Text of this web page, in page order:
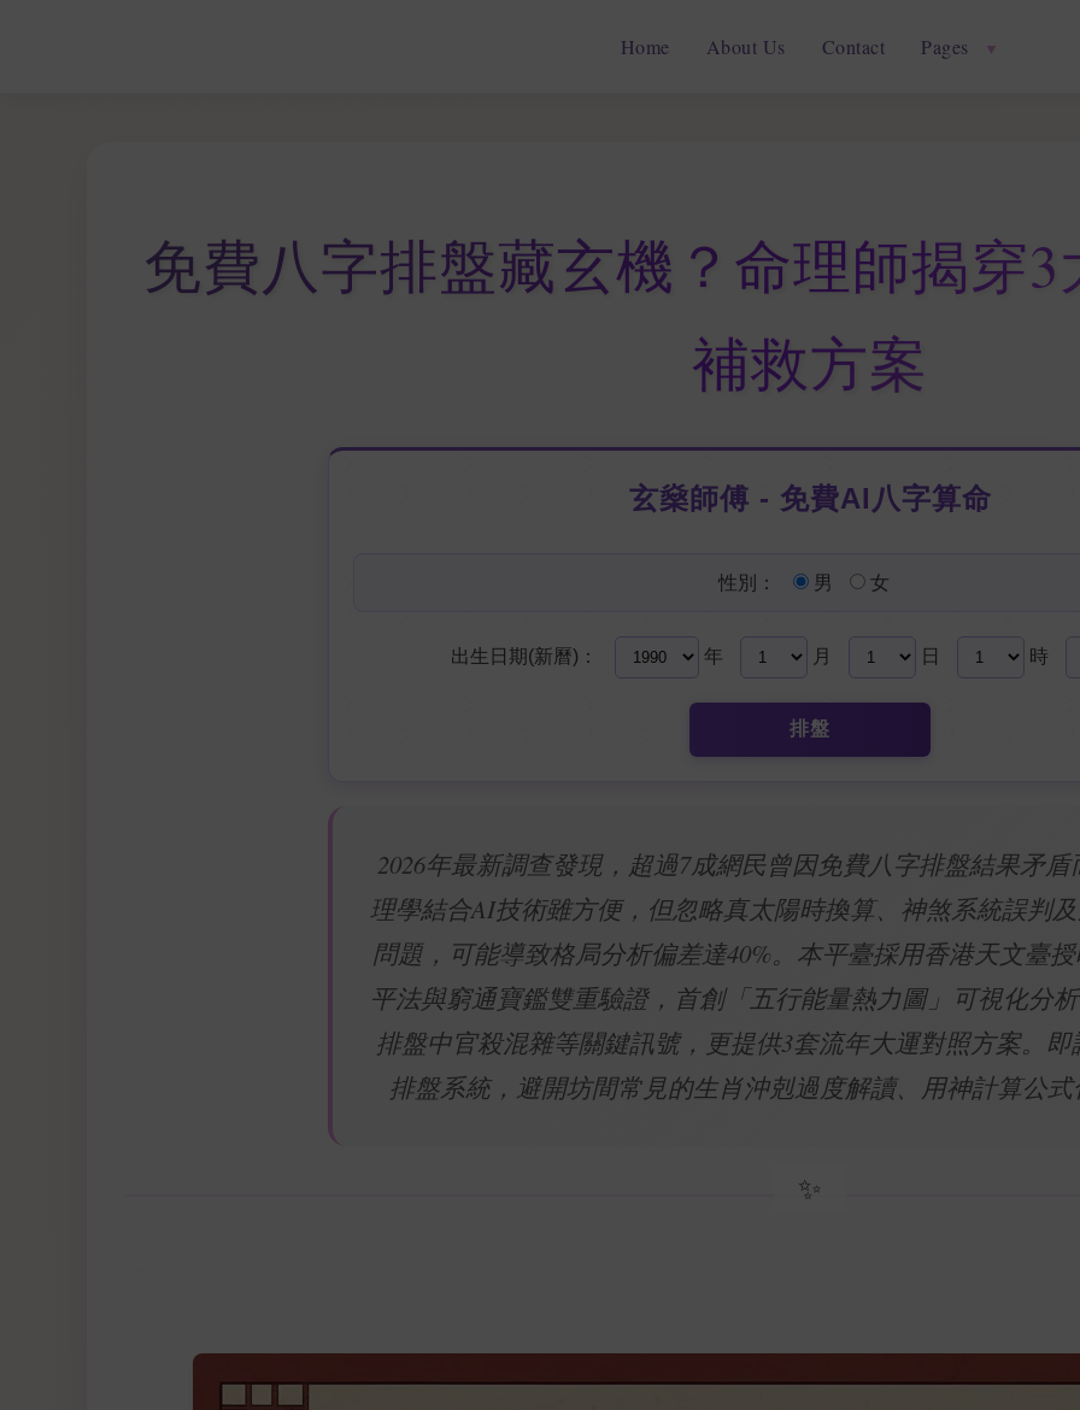
Home About Us Contact Pages ▼
免費八字排盤藏玄機？命理師揭穿
補救方案
玄燊師傅 - 免費AI八字算命
性別： 男 女
出生日期(新曆)： 年 月 日 時
排盤
2026年最新調查發現，超過7成網民曾因免費八字排盤結果矛
理學結合AI技術雖方便，但忽略真太陽時換算、神煞系統誤判
問題，可能導致格局分析偏差達40%。本平臺採用香港天文臺
平法與窮通寶鑑雙重驗證，首創「五行能量熱力圖」可視化分
排盤中官殺混雜等關鍵訊號，更提供3套流年大運對照方案。
排盤系統，避開坊間常見的生肖沖剋過度解讀、用神計算公